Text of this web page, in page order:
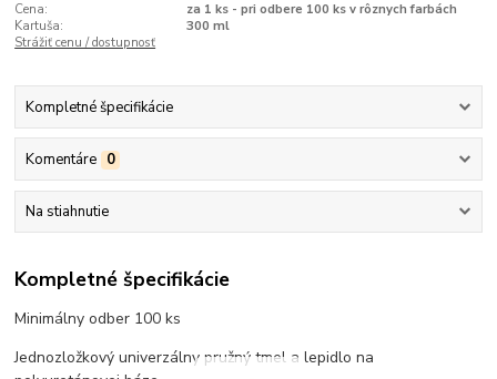
Cena:
za 1 ks - pri odbere 100 ks v rôznych farbách
Kartuša:
300 ml
Strážiť cenu / dostupnosť
Kompletné špecifikácie
Komentáre 0
Na stiahnutie
Kompletné špecifikácie
Minimálny odber 100 ks
Jednozložkový univerzálny pružný tmel a lepidlo na